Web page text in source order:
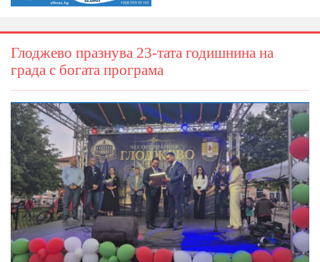
Глоджево празнува 23-тата годишнина на
града с богата програма